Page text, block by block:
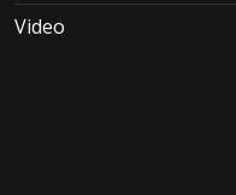
Video